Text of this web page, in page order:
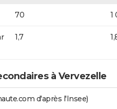
70 1
1,7
à Vervezelle
d'après l'Insee)